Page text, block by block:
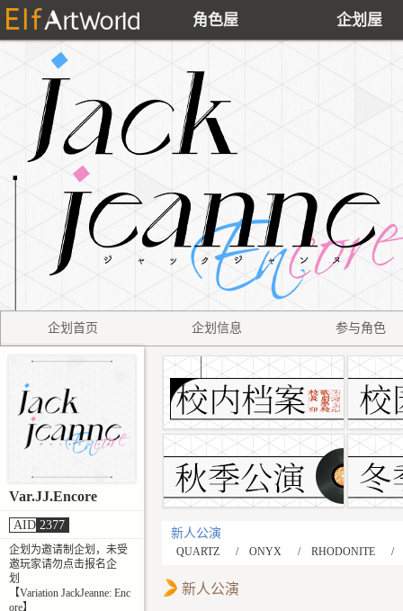
角色屋 企划屋
企划首页 企划信息 参与角色
Var.JJ.Encore
AID 2377
企划为邀请制企划，未受
邀玩家请勿点击报名企
划
【Variation JackJeanne: Enc
ore】
新人公演
QUARTZ ONYX RHODONITE
新人公演